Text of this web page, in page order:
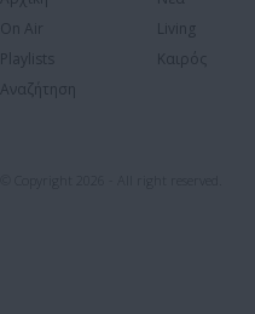
On Air
Playlists
Αναζήτηση
Living
Καιρός